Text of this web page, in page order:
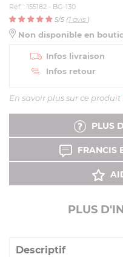
Réf. : 155182 - BG-130
5/5 (1 avis )
Non disponible en
Infos livraison
Infos retour
En savoir plus sur ce produit
PLUS
FRANCIS
PLUS
Descriptif